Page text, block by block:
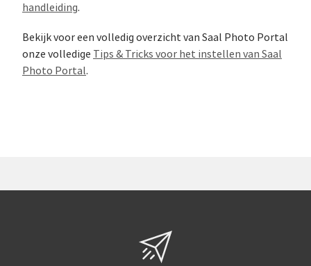
handleiding.
Bekijk voor een volledig overzicht van Saal Photo Portal
onze volledige Tips & Tricks voor het instellen van Saal
Photo Portal.